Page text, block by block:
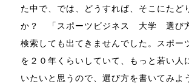
た中で、では、どうすれば、そこにたど
か？ 「スポーツビジネス 大学 選び
検索しても出てきませんでした。スポー
を２０年くらいしていて、もっと若い人
いたいと思うので、選び方を書いてみよ